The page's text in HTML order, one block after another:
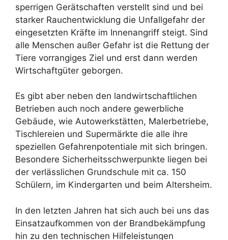
sperrigen Gerätschaften verstellt sind und bei
starker Rauchentwicklung die Unfallgefahr der
eingesetzten Kräfte im Innenangriff steigt. Sind
alle Menschen außer Gefahr ist die Rettung der
Tiere vorrangiges Ziel und erst dann werden
Wirtschaftgüter geborgen.
Es gibt aber neben den landwirtschaftlichen
Betrieben auch noch andere gewerbliche
Gebäude, wie Autowerkstätten, Malerbetriebe,
Tischlereien und Supermärkte die alle ihre
speziellen Gefahrenpotentiale mit sich bringen.
Besondere Sicherheitsschwerpunkte liegen bei
der verlässlichen Grundschule mit ca. 150
Schülern, im Kindergarten und beim Altersheim.
In den letzten Jahren hat sich auch bei uns das
Einsatzaufkommen von der Brandbekämpfung
hin zu den technischen Hilfeleistungen